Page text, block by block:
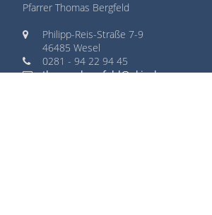
Pfarrer Thomas Bergfeld
Philipp-Reis-Straße 7-9
46485 Wesel
0281 - 94 22 94 45
thomas.bergfeld@ekir.de